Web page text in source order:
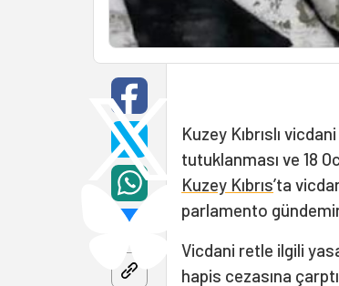
Kuzey Kıbrıslı
tutuklanması ve 18
Kuzey Kıbrıs’ta
parlamento
Vicdani retle ilgili
hapis cezasına